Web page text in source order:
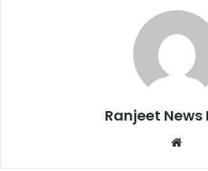
Ranjeet News